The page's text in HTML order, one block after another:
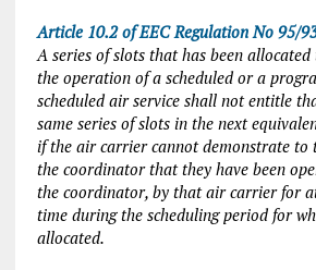
Article 10.2 of EEC Regulation No 95/
A series of slots that has been
the operation of a scheduled or a
scheduled air service shall not entitle
same series of slots in the next
if the air carrier cannot demonstrate to
the coordinator that they have been
the coordinator, by that air carrier for
time during the scheduling period for
allocated.